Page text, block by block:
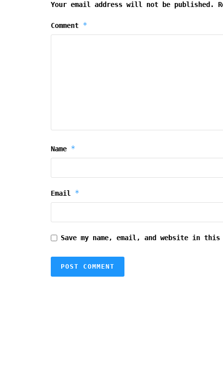
Your email address will not be published.
Comment *
Name *
Email *
Save my name, email, and website in